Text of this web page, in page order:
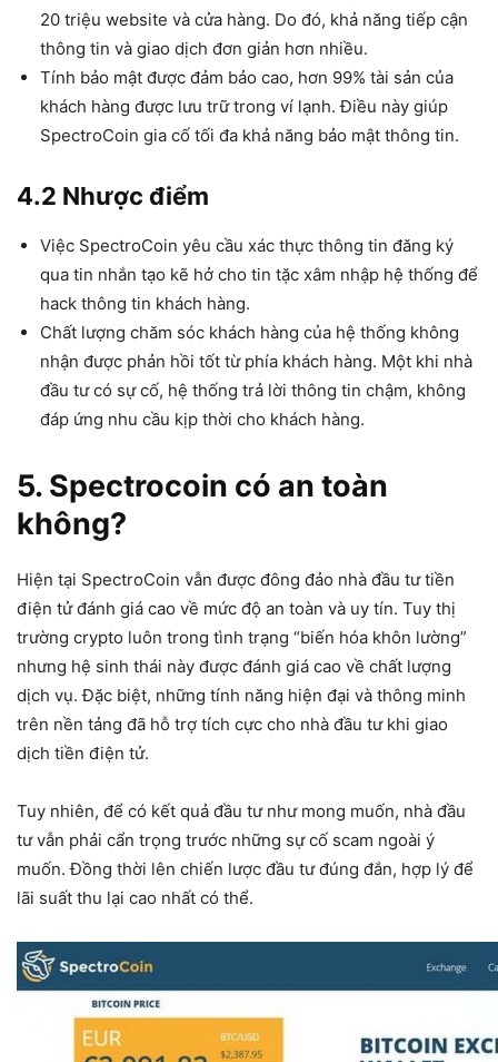
20 triệu website và cửa hàng. Do đó, khả năng tiếp cận
thông tin và giao dịch đơn giản hơn nhiều.
Tính bảo mật được đảm bảo cao, hơn 99% tài sản của
khách hàng được lưu trữ trong ví lạnh. Điều này giúp
SpectroCoin gia cố tối đa khả năng bảo mật thông tin.
4.2 Nhược điểm
Việc SpectroCoin yêu cầu xác thực thông tin đăng ký
qua tin nhắn tạo kẽ hở cho tin tặc xâm nhập hệ thống để
hack thông tin khách hàng.
Chất lượng chăm sóc khách hàng của hệ thống không
nhận được phản hồi tốt từ phía khách hàng. Một khi nhà
đầu tư có sự cố, hệ thống trả lời thông tin chậm, không
đáp ứng nhu cầu kịp thời cho khách hàng.
5. Spectrocoin có an toàn
không?
Hiện tại SpectroCoin vẫn được đông đảo nhà đầu tư tiền
điện tử đánh giá cao về mức độ an toàn và uy tín. Tuy thị
trường crypto luôn trong tình trạng “biến hóa khôn lường”
nhưng hệ sinh thái này được đánh giá cao về chất lượng
dịch vụ. Đặc biệt, những tính năng hiện đại và thông minh
trên nền tảng đã hỗ trợ tích cực cho nhà đầu tư khi giao
dịch tiền điện tử.
Tuy nhiên, để có kết quả đầu tư như mong muốn, nhà đầu
tư vẫn phải cẩn trọng trước những sự cố scam ngoài ý
muốn. Đồng thời lên chiến lược đầu tư đúng đắn, hợp lý để
lãi suất thu lại cao nhất có thể.